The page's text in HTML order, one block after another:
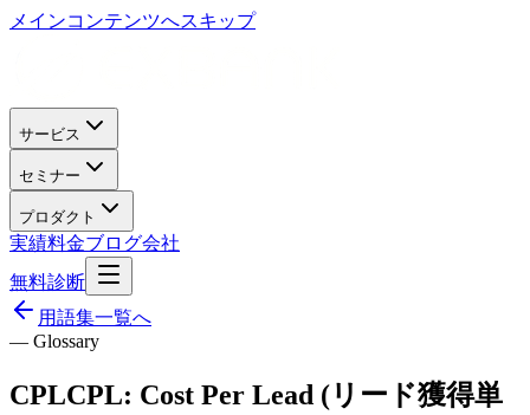
メインコンテンツへスキップ
サービス
セミナー
プロダクト
実績料金ブログ会社
無料診断
用語集一覧へ
— Glossary
CPLCPL: Cost Per Lead (リード獲得単